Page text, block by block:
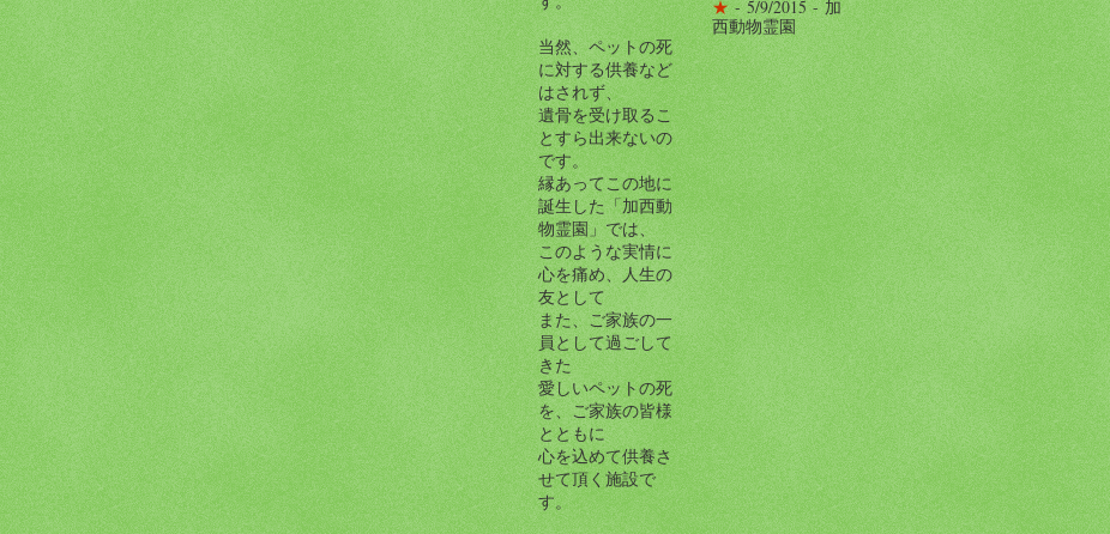
当然、ペットの死
に対する供養など
はされず、
遺骨を受け取るこ
とすら出来ないの
です。
縁あってこの地に
誕生した「加西動
物霊園」では、
このような実情に
心を痛め、人生の
友として
また、ご家族の一
員として過ごして
きた
愛しいペットの死
を、ご家族の皆様
とともに
心を込めて供養さ
せて頂く施設で
す。
★- 5/9/2015- 加
西動物霊園